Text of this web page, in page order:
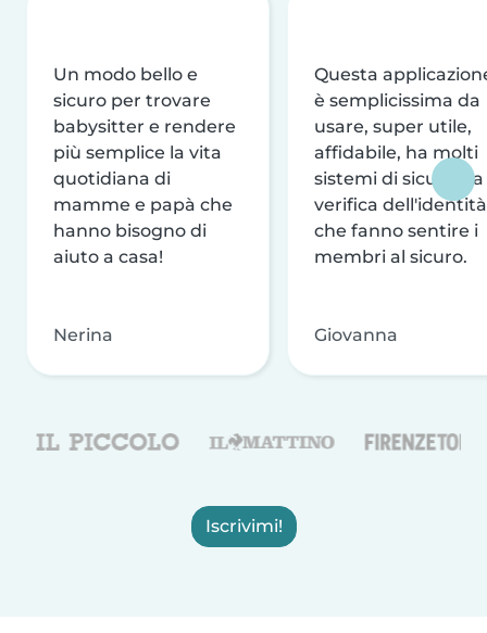
Un modo bello e
sicuro per trovare
babysitter e rendere
più semplice la vita
quotidiana di
mamme e papà che
hanno bisogno di
aiuto a casa!
Nerina
Questa
è semplicissima da
usare, super utile,
affidabile, ha molti
sistemi di sicurezza
verifica dell'identità
che fanno sentire i
membri al sicuro.
Giovanna
Iscrivimi!